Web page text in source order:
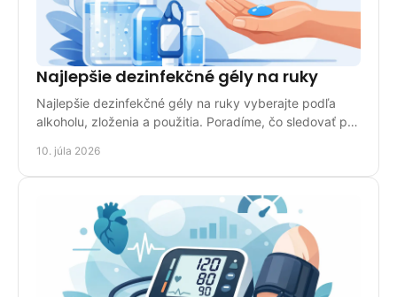
Najlepšie dezinfekčné gély na ruky
Najlepšie dezinfekčné gély na ruky vyberajte podľa
alkoholu, zloženia a použitia. Poradíme, čo sledovať pri
10. júla 2026